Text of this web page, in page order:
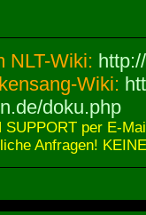
NLT-Wiki:
Wiki:
doku.php
SUPPORT per E-
Anfragen!